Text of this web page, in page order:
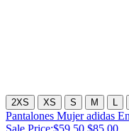
2XS XS S M
Pantalones Mujer adidas
Sale Price:$59.50 $85.00